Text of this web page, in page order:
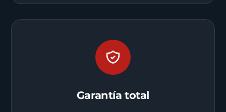
Garantía total